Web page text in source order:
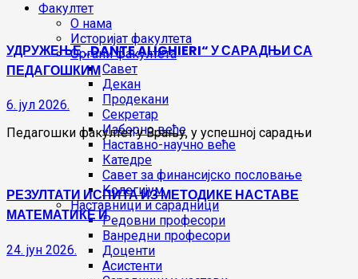
Факултет
О нама
Историјат факултета
Органи факултета
Савет
Декан
Продекани
Секретар
Изборно веће
Наставно-научно веће
Катедре
Савет за финансијско пословање
Колегијум
Наставници и сарадници
Редовни професори
Ванредни професори
Доценти
Асистенти
УДРУЖЕЊЕ „DANTE ALIGHIERI“ У САРАДЊИ СА
ПЕДАГОШКИМ
6. јул 2026.
Педагошки факултет у Врању, у успешној сарадњи
РЕЗУЛТАТИ ИСПИТА ИЗ МЕТОДИКЕ НАСТАВЕ
МАТЕМАТИКЕ И
24. јун 2026.